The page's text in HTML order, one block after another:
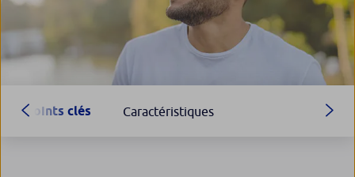
Points clés Caractéristiques